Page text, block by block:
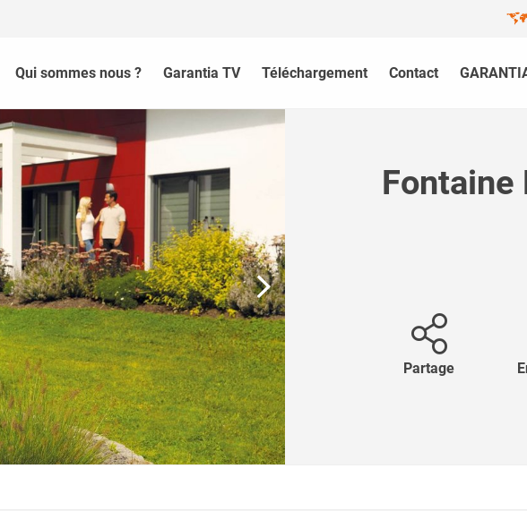
Qui sommes nous ? Garantia TV Téléchargement Contact
Fontaine
Partage